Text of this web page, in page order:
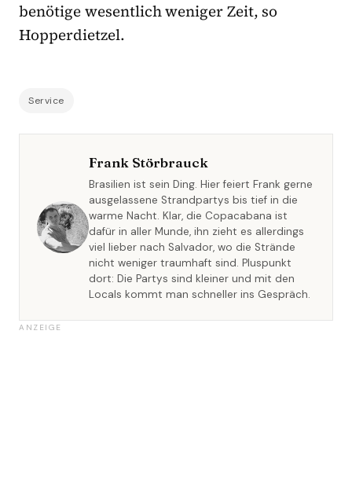
benötige wesentlich weniger Zeit, so
Hopperdietzel.
Service
Frank Störbrauck
Brasilien ist sein Ding. Hier feiert Frank gerne
ausgelassene Strandpartys bis tief in die
warme Nacht. Klar, die Copacabana ist
dafür in aller Munde, ihn zieht es allerdings
viel lieber nach Salvador, wo die Strände
nicht weniger traumhaft sind. Pluspunkt
dort: Die Partys sind kleiner und mit den
Locals kommt man schneller ins Gespräch.
ANZEIGE